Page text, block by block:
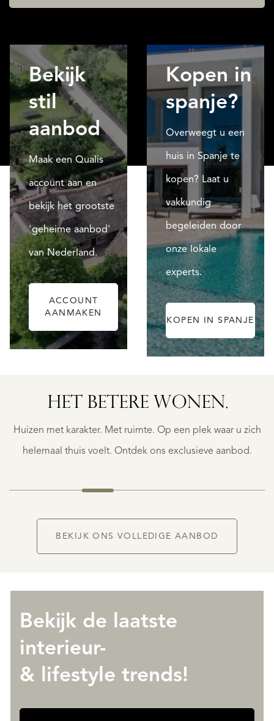
Bekijk
stil
aanbod
Maak een Qualis
account aan en
bekijk het grootste
'geheime aanbod'
van Nederland.
ACCOUNT
AANMAKEN
Kopen in
spanje?
Overweegt u een
huis in Spanje te
kopen? Laat u
vakkundig
begeleiden door
onze lokale
experts.
KOPEN IN SPANJE
HET BETERE WONEN.
Huizen met karakter. Met ruimte. Op een plek waar u zich
helemaal thuis voelt. Ontdek ons exclusieve aanbod.
FINCA
€
BEKIJK ONS VOLLEDIGE AANBOD
Bekijk de laatste
interieur-
& lifestyle trends!